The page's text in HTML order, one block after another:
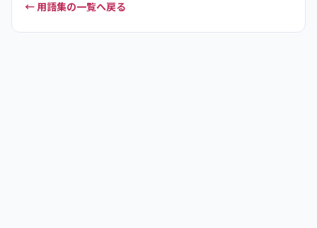
← 用語集の一覧へ戻る